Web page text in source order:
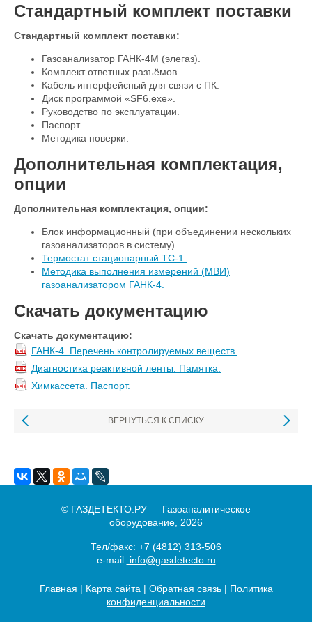
Стандартный комплект поставки
Стандартный комплект поставки:
Газоанализатор ГАНК-4М (элегаз).
Комплект ответных разъёмов.
Кабель интерфейсный для связи с ПК.
Диск программой «SF6.exe».
Руководство по эксплуатации.
Паспорт.
Методика поверки.
Дополнительная комплектация,
опции
Дополнительная комплектация, опции:
Блок информационный (при объединении нескольких
газоанализаторов в систему).
Термостат стационарный ТС-1
Методика выполнения измерений (МВИ)
газоанализатором ГАНК-4.
Скачать документацию
Скачать документацию:
ГАНК-4. Перечень контролируемых веществ.
Диагностика реактивной ленты. Памятка.
Химкассета. Паспорт.
ВЕРНУТЬСЯ К СПИСКУ
© ГАЗДЕТЕКТО.РУ — Газоаналитическое
оборудование, 2026
Тел/факс: +7 (4812) 313-506
e-mail: info@gasdetecto.ru
Главная | Карта сайта | Обратная связь| Политика
конфиденциальности